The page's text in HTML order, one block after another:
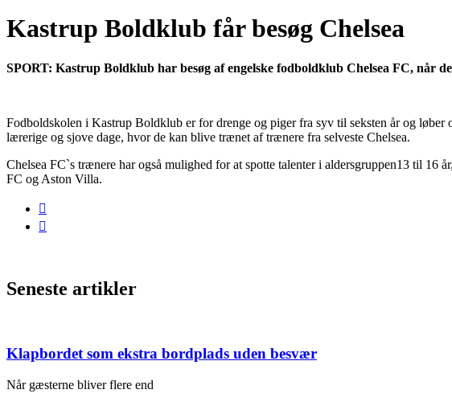
Kastrup Boldklub får besøg Chelsea
SPORT: Kastrup Boldklub har besøg af engelske fodboldklub Chelsea FC, når
Fodboldskolen i Kastrup Boldklub er for drenge og piger fra syv til seksten år og
lærerige og sjove dage, hvor de kan blive trænet af trænere fra selveste Chelsea.
Chelsea FC`s trænere har også mulighed for at spotte talenter i aldersgruppen13 til
FC og Aston Villa.
Seneste artikler
Klapbordet som ekstra bordplads uden besvær
Når gæsterne bliver flere end